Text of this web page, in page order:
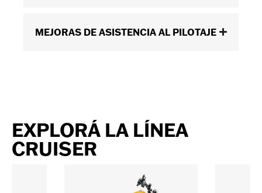
MEJORAS DE ASISTENCIA AL PILOTAJE
EXPLORÁ LA LÍNEA
CRUISER